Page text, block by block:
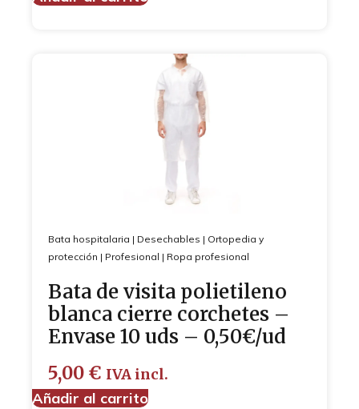
Bata hospitalaria | Desechables | Ortopedia y
protección | Profesional | Ropa profesional
Bata de visita polietileno
blanca cierre corchetes –
Envase 10 uds – 0,50€/ud
5,00 € IVA incl.
Añadir al carrito